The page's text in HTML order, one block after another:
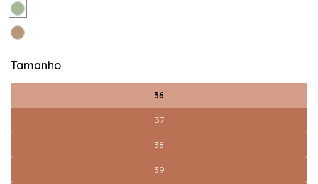
Tamanho
36
37
38
39